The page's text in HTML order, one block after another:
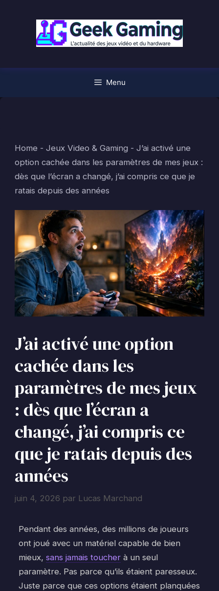
Menu
Home - Jeux Video & Gaming - J’ai activé une
option cachée dans les paramètres de mes jeux :
dès que l’écran a changé, j’ai compris ce que je
ratais depuis des années
J’ai activé une option
cachée dans les
paramètres de mes jeux
: dès que l’écran a
changé, j’ai compris ce
que je ratais depuis des
années
juin 4, 2026 par Lucas Marchand
Pendant des années, des millions de joueurs
ont joué avec un matériel capable de bien
mieux, sans jamais toucher à un seul
paramètre. Pas parce qu’ils étaient paresseux.
Juste parce que ces options étaient planquées